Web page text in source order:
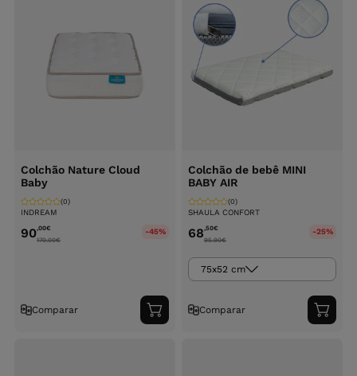
Colchão Nature Cloud
Baby
INDREAM
(0)
90,00€
170.00€
-45%
Comparar
Adicionar
ao
Colchão de bebê MINI
BABY AIR
SHAULA CONFORT
(0)
68,50€
95.90€
-25%
75x52 cm
Comparar
ao